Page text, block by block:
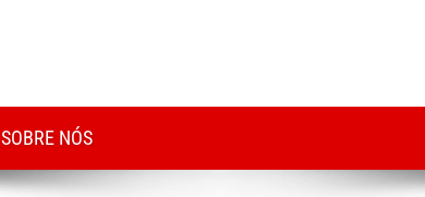
SOBRE NÓS